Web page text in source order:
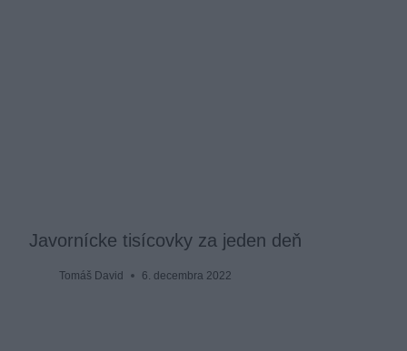
­Javornícke tisícovky za jeden deň
Tomáš David 6. decembra 2022